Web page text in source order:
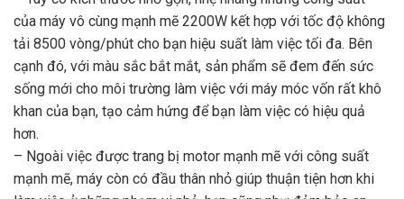
của máy vô cùng mạnh mẽ 2200W kết hợp với tốc độ không
tải 8500 vòng/phút cho bạn hiệu suất làm việc tối đa. Bên
cạnh đó, với màu sắc bắt mắt, sản phẩm sẽ đem đến sức
sống mới cho môi trường làm việc với máy móc vốn rất khô
khan của bạn, tạo cảm hứng để bạn làm việc có hiệu quả
hơn.
– Ngoài việc được trang bị motor mạnh mẽ với công suất
mạnh mẽ, máy còn có đầu thân nhỏ giúp thuận tiện hơn khi